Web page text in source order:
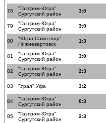
78
"Газпром-Югра"
Сургутский район
3:0
79
"Газпром-Югра"
Сургутский район
3:0
80
"Югра-Самотлор"
Нижневартовск
1:3
81
"Газпром-Югра"
Сургутский район
3:0
82
"Газпром-Югра"
Сургутский район
2:3
83 "Урал" Уфа 3:2
84
"Газпром-Югра"
Сургутский район
0:3
85
"Газпром-Югра"
Сургутский район
2:3